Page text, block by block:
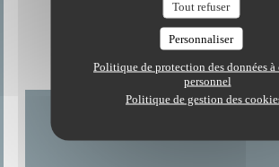
Tout refuser
Personnaliser
Politique de protection des données à
personnel
Politique de gestion des